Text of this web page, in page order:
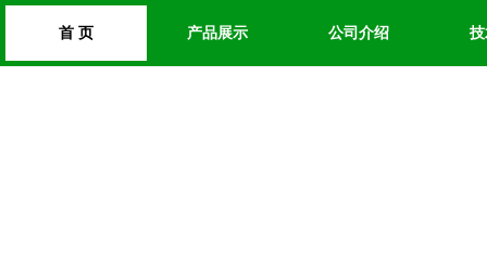
首 页 产品展示 公司介绍